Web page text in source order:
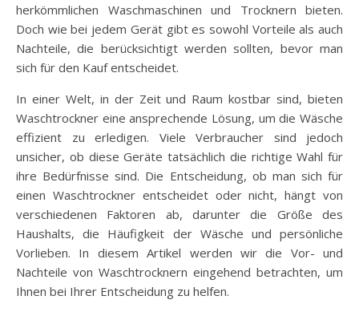
herkömmlichen Waschmaschinen und Trocknern bieten.
Doch wie bei jedem Gerät gibt es sowohl Vorteile als auch
Nachteile, die berücksichtigt werden sollten, bevor man
sich für den Kauf entscheidet.
In einer Welt, in der Zeit und Raum kostbar sind, bieten
Waschtrockner eine ansprechende Lösung, um die Wäsche
effizient zu erledigen. Viele Verbraucher sind jedoch
unsicher, ob diese Geräte tatsächlich die richtige Wahl für
ihre Bedürfnisse sind. Die Entscheidung, ob man sich für
einen Waschtrockner entscheidet oder nicht, hängt von
verschiedenen Faktoren ab, darunter die Größe des
Haushalts, die Häufigkeit der Wäsche und persönliche
Vorlieben. In diesem Artikel werden wir die Vor- und
Nachteile von Waschtrocknern eingehend betrachten, um
Ihnen bei Ihrer Entscheidung zu helfen.